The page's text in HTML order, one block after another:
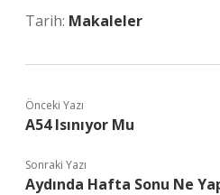
Tarih: Makaleler
Önceki Yazı
A54 Isınıyor Mu
Sonraki Yazı
Aydında Hafta Sonu Ne